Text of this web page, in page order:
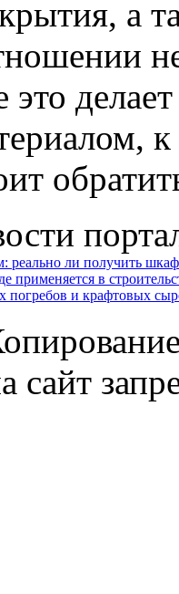
а
это
реально ли получить
применяется в
погребов и крафтовых
сайт